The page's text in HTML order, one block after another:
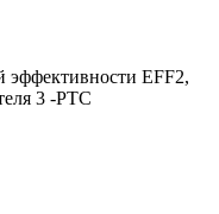
EFF2,
3 -PTC